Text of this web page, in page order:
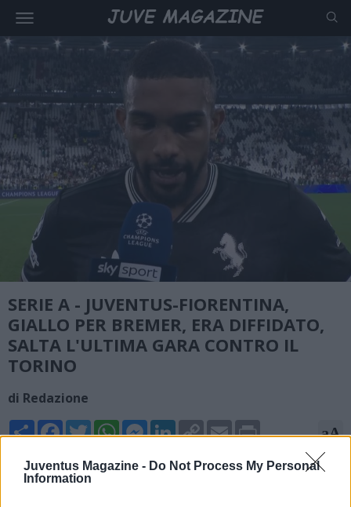
Juventus Magazine - Do Not Process My Personal
Information
SERIE A - JUVENTUS-FIORENTINA,
GIALLO PER BREMER, ERA DIFFIDATO,
SALTA L'ULTIMA GARA CONTRO IL
TORINO
di Redazione
Share FacebookTwitterWhatsAppMessengerLinkedInCopy
Link
Email aA
17/05/2026 - 13:06